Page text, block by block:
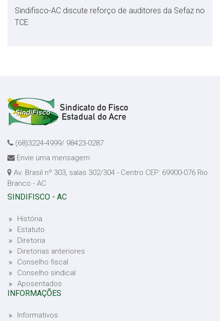
Sindifisco-AC discute reforço de auditores da Sefaz no
TCE
(68)3224-4999/ 98423-0287
Envie uma mensagem
Av. Brasil nº 303, salas 302/304 - Centro CEP: 69900-076 Rio
Branco - AC
SINDIFISCO - AC
História
Estatuto
Diretoria
Diretorias anteriores
Conselho fiscal
Conselho sindical
Aposentados
INFORMAÇÕES
Informativos